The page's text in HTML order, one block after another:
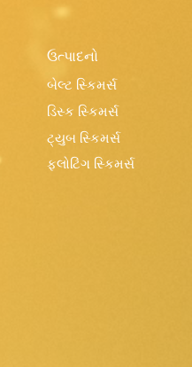
ઉત્પાદનો
બેલ્ટ સ્કિમર્સ
ડિસ્ક સ્કિમર્સ
ટ્યુબ સ્કિમર્સ
ફ્લોટિંગ સ્કિમર્સ